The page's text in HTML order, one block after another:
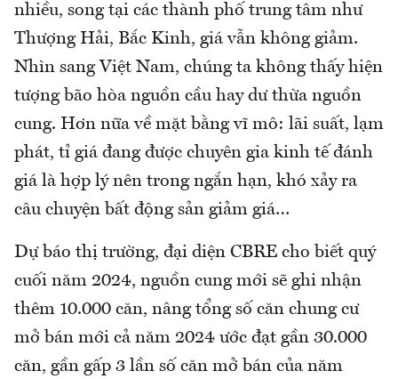
nhiều, song tại các thành phố trung tâm như
Thượng Hải, Bắc Kinh, giá vẫn không giảm.
Nhìn sang Việt Nam, chúng ta không thấy hiện
tượng bão hòa nguồn cầu hay dư thừa nguồn
cung. Hơn nữa về mặt bằng vĩ mô: lãi suất, lạm
phát, tỉ giá đang được chuyên gia kinh tế đánh
giá là hợp lý nên trong ngắn hạn, khó xảy ra
câu chuyện bất động sản giảm giá…
Dự báo thị trường, đại diện CBRE cho biết quý
cuối năm 2024, nguồn cung mới sẽ ghi nhận
thêm 10.000 căn, nâng tổng số căn chung cư
mở bán mới cả năm 2024 ước đạt gần 30.000
căn, gần gấp 3 lần số căn mở bán của năm